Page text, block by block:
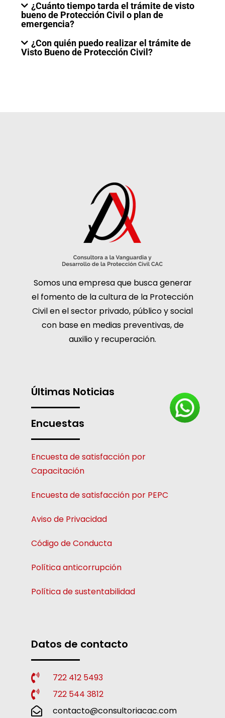
¿Cuánto tiempo tarda el trámite de visto
bueno de Protección Civil o plan de
emergencia?
¿Con quién puedo realizar el trámite de
Visto Bueno de Protección Civil?
Somos una empresa que busca generar
el fomento de la cultura de la Protección
Civil en el sector privado, público y social
con base en medias preventivas, de
auxilio y recuperación.
Últimas Noticias
Encuestas
Encuesta de satisfacción por
Capacitación
Encuesta de satisfacción por PEPC
Aviso de Privacidad
Código de Conducta
Política anticorrupción
Política de sustentabilidad
Datos de contacto
722 412 5493
722 544 3812
contacto@consultoriacac.com